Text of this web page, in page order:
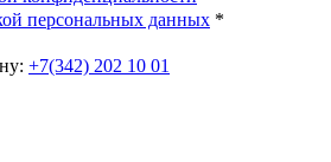
персональных данных *
+7(342) 202 10 01